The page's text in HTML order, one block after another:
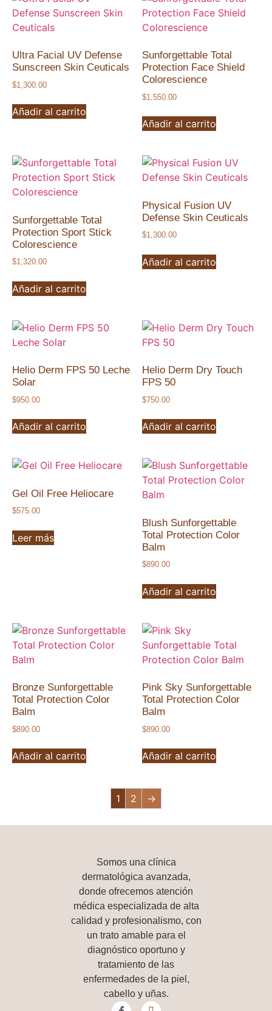
Ultra Facial UV Defense
Sunscreen Skin Ceuticals
$1,300.00
Añadir al carrito
Sunforgettable Total
Protection Face Shield
Colorescience
$1,550.00
Añadir al carrito
Sunforgettable Total
Protection Sport Stick
Colorescience
$1,320.00
Añadir al carrito
Physical Fusion UV
Defense Skin Ceuticals
$1,300.00
Añadir al carrito
Helio Derm FPS 50 Leche
Solar
$950.00
Añadir al carrito
Helio Derm Dry Touch
FPS 50
$750.00
Añadir al carrito
Gel Oil Free Heliocare
$575.00
Leer más
Blush Sunforgettable
Total Protection Color
Balm
$890.00
Añadir al carrito
Bronze Sunforgettable
Total Protection Color
Balm
$890.00
Añadir al carrito
Pink Sky Sunforgettable
Total Protection Color
Balm
$890.00
Añadir al carrito
1 2 →
Somos una clínica
dermatológica avanzada,
donde ofrecemos atención
médica especializada de alta
calidad y profesionalismo, con
un trato amable para el
diagnóstico oportuno y
tratamiento de las
enfermedades de la piel,
cabello y uñas.